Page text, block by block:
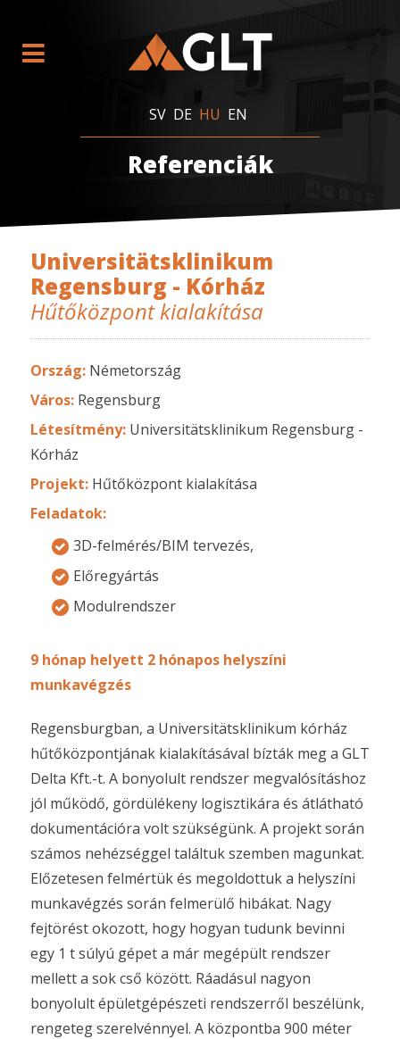
SV DE HU EN
Referenciák
Universitätsklinikum
Regensburg - Kórház
Hűtőközpont kialakítása
Ország: Németország
Város: Regensburg
Létesítmény: Universitätsklinikum Regensburg -
Kórház
Projekt: Hűtőközpont kialakítása
Feladatok:
3D-felmérés/BIM tervezés,
Előregyártás
Modulrendszer
9 hónap helyett 2 hónapos helyszíni
munkavégzés
Regensburgban, a Universitätsklinikum kórház
hűtőközpontjának kialakításával bízták meg a GLT
Delta Kft.-t. A bonyolult rendszer megvalósításhoz
jól működő, gördülékeny logisztikára és átlátható
dokumentációra volt szükségünk. A projekt során
számos nehézséggel találtuk szemben magunkat.
Előzetesen felmértük és megoldottuk a helyszíni
munkavégzés során felmerülő hibákat. Nagy
fejtörést okozott, hogy hogyan tudunk bevinni
egy 1 t súlyú gépet a már megépült rendszer
mellett a sok cső között. Ráadásul nagyon
bonyolult épületgépészeti rendszerről beszélünk,
rengeteg szerelvénnyel. A központba 900 méter